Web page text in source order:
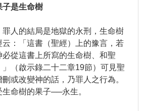
子是生命樹
人的結局是地獄的永刑，生命樹
：「這書（聖經）上的豫言，若
從這書上所寫的生命樹、和聖
（啟示錄二十二章19節）可見聖
或改變神的話，乃罪人之行為。
命樹的果子──永生。